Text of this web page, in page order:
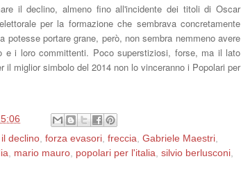
il declino, almeno fino all'incidente dei titoli di Oscar
elettorale per la formazione che sembrava concretamente
portare grane, però, non sembra nemmeno avere
e i loro committenti. Poco superstiziosi, forse, ma il lato
miglior simbolo del 2014 non lo vinceranno i Popolari per
declino forza evasori freccia Gabriele Maestri
mario mauro popolari per l'italia silvio berlusconi